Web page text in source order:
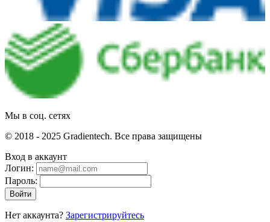
Мы в соц. сетях
© 2018 - 2025 Gradientech. Все права защищены
Вход в аккаунт
Логин:
Пароль:
Войти
Нет аккаунта? Зарегистрируйтесь